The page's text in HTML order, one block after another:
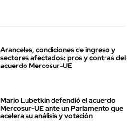
Aranceles, condiciones de ingreso y
sectores afectados: pros y contras del
acuerdo Mercosur-UE
Mario Lubetkin defendió el acuerdo
Mercosur-UE ante un Parlamento que
acelera su análisis y votación